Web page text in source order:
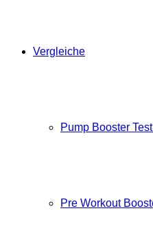
Vergleiche
Pump Booster
Pre Workout